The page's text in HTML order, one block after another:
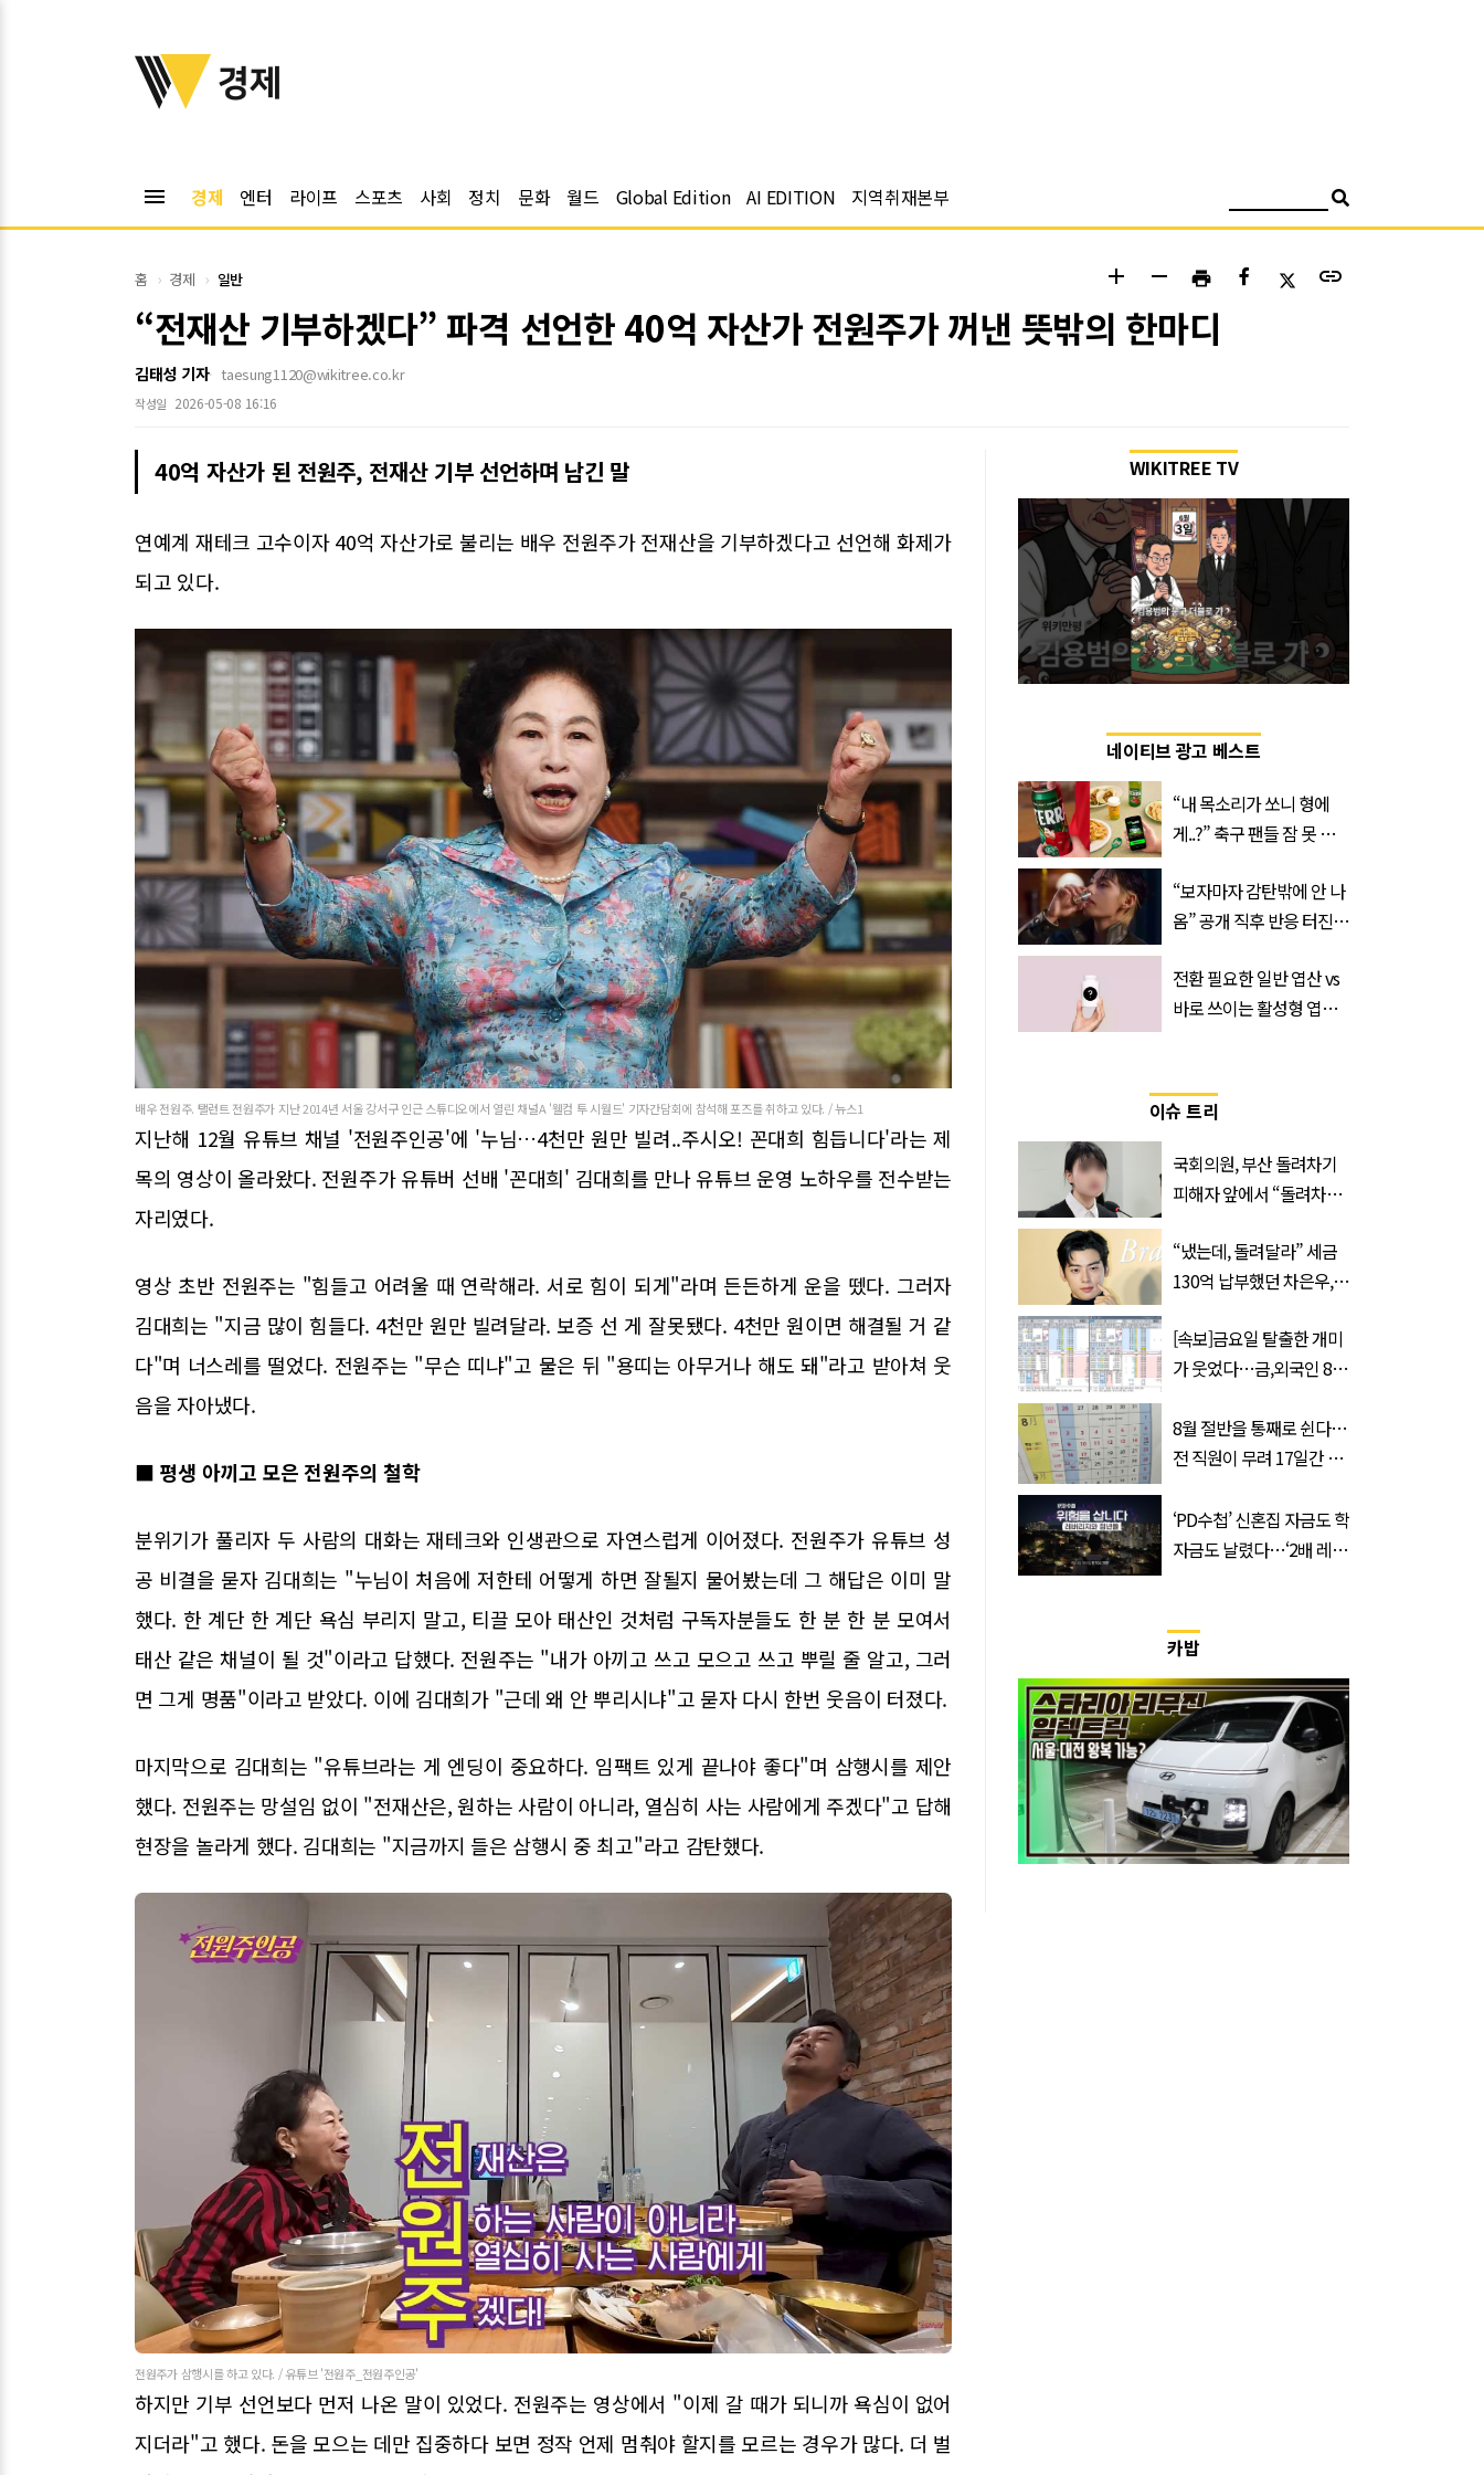
위키트리
경제
menu 경제 엔터 라이프 스포츠 사회 정치 문화 월드 Global Edition AI EDITION 지역취재본부
홈 경제 일반 add remove print link
“전재산 기부하겠다” 파격 선언한 40억 자산가 전원주가 꺼낸 뜻밖의 한마디
김태성 기자 taesung1120@wikitree.co.kr
작성일 2026-05-08 16:16
40억 자산가 된 전원주, 전재산 기부 선언하며 남긴 말
연예계 재테크 고수이자 40억 자산가로 불리는 배우 전원주가 전재산을 기부하겠다고 선언해 화제가
되고 있다.
배우 전원주. 탤런트 전원주가 지난 2014년 서울 강서구 인근 스튜디오에서 열린 채널A '웰컴 투 시월드' 기자간담회에 참석해 포즈를 취하고 있다. / 뉴스1
지난해 12월 유튜브 채널 '전원주인공'에 '누님…4천만 원만 빌려..주시오! 꼰대희 힘듭니다'라는 제
목의 영상이 올라왔다. 전원주가 유튜버 선배 '꼰대희' 김대희를 만나 유튜브 운영 노하우를 전수받는
자리였다.
영상 초반 전원주는 "힘들고 어려울 때 연락해라. 서로 힘이 되게"라며 든든하게 운을 뗐다. 그러자
김대희는 "지금 많이 힘들다. 4천만 원만 빌려달라. 보증 선 게 잘못됐다. 4천만 원이면 해결될 거 같
다"며 너스레를 떨었다. 전원주는 "무슨 띠냐"고 물은 뒤 "용띠는 아무거나 해도 돼"라고 받아쳐 웃
음을 자아냈다.
■ 평생 아끼고 모은 전원주의 철학
분위기가 풀리자 두 사람의 대화는 재테크와 인생관으로 자연스럽게 이어졌다. 전원주가 유튜브 성
공 비결을 묻자 김대희는 "누님이 처음에 저한테 어떻게 하면 잘될지 물어봤는데 그 해답은 이미 말
했다. 한 계단 한 계단 욕심 부리지 말고, 티끌 모아 태산인 것처럼 구독자분들도 한 분 한 분 모여서
태산 같은 채널이 될 것"이라고 답했다. 전원주는 "내가 아끼고 쓰고 모으고 쓰고 뿌릴 줄 알고, 그러
면 그게 명품"이라고 받았다. 이에 김대희가 "근데 왜 안 뿌리시냐"고 묻자 다시 한번 웃음이 터졌다.
마지막으로 김대희는 "유튜브라는 게 엔딩이 중요하다. 임팩트 있게 끝나야 좋다"며 삼행시를 제안
했다. 전원주는 망설임 없이 "전재산은, 원하는 사람이 아니라, 열심히 사는 사람에게 주겠다"고 답해
현장을 놀라게 했다. 김대희는 "지금까지 들은 삼행시 중 최고"라고 감탄했다.
전원주가 삼행시를 하고 있다. / 유튜브 '전원주_전원주인공'
하지만 기부 선언보다 먼저 나온 말이 있었다. 전원주는 영상에서 "이제 갈 때가 되니까 욕심이 없어
지더라"고 했다. 돈을 모으는 데만 집중하다 보면 정작 언제 멈춰야 할지를 모르는 경우가 많다. 더 벌
WIKITREE TV
네이티브 광고 베스트
“내 목소리가 쏘니 형에
게..?” 축구 팬들 잠 못 들
트
“보자마자 감탄밖에 안 나
옴” 공개 직후 반응 터진
전환 필요한 일반 엽산 vs
바로 쓰이는 활성형 엽
이슈 트리
국회의원, 부산 돌려차기
피해자 앞에서 “돌려차기
“냈는데, 돌려달라” 세금
130억 납부했던 차은우,
[속보]금요일 탈출한 개미
가 웃었다…금,외국인 8조
하이닉스 '와르르'
8월 절반을 통째로 쉰다…
전 직원이 무려 17일간 휴
‘PD수첩’ 신혼집 자금도 학
자금도 날렸다…‘2배 레버
카밥